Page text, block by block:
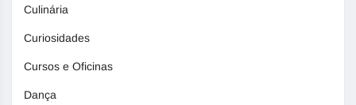
Culinária
Curiosidades
Cursos e Oficinas
Dança